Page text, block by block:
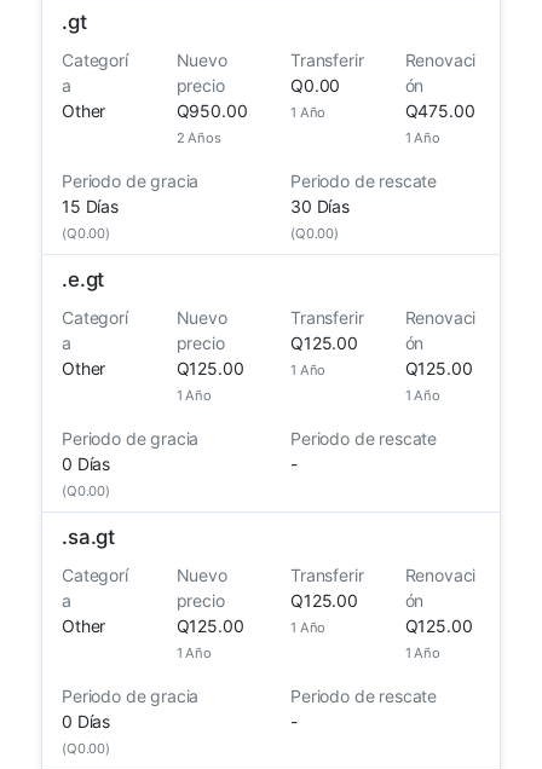
.gt
Categorí
a
Other
Nuevo
precio
Q950.00
2 Años
Transferir
Q0.00
1 Año
Renovaci
ón
Q475.00
1 Año
Periodo de gracia
15 Días
(Q0.00)
Periodo de rescate
30 Días
(Q0.00)
.e.gt
Categorí
a
Other
Nuevo
precio
Q125.00
1 Año
Transferir
Q125.00
1 Año
Renovaci
ón
Q125.00
1 Año
Periodo de gracia
0 Días
(Q0.00)
Periodo de rescate
-
.sa.gt
Categorí
a
Other
Nuevo
precio
Q125.00
1 Año
Transferir
Q125.00
1 Año
Renovaci
ón
Q125.00
1 Año
Periodo de gracia
0 Días
(Q0.00)
Periodo de rescate
-